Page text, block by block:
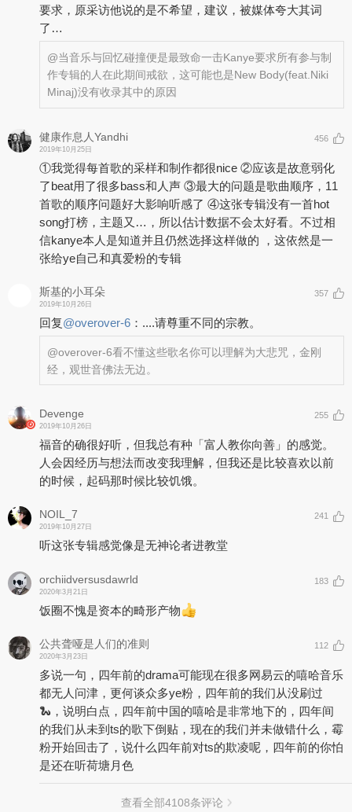
要求，原采访他说的是不希望，建议，被媒体夸大其词
了…
@当音乐与回忆碰撞便是最致命一击Kanye要求所有参与制
作专辑的人在此期间戒欲，这可能也是New Body(feat.Niki
Minaj)没有收录其中的原因
健康作息人Yandhi
2019年10月25日
456
①我觉得每首歌的采样和制作都很nice ②应该是故意弱化
了beat用了很多bass和人声 ③最大的问题是歌曲顺序，11
首歌的顺序问题好大影响听感了 ④这张专辑没有一首hot
song打榜，主题又…，所以估计数据不会太好看。不过相
信kanye本人是知道并且仍然选择这样做的 ，这依然是一
张给ye自己和真爱粉的专辑
斯基的小耳朵
2019年10月26日
357
回复@overover-6 ： ....请尊重不同的宗教。
@overover-6看不懂这些歌名你可以理解为大悲咒，金刚
经，观世音佛法无边。
Devenge
2019年10月26日
255
福音的确很好听，但我总有种「富人教你向善」的感觉。
人会因经历与想法而改变我理解，但我还是比较喜欢以前
的时候，起码那时候比较饥饿。
NOIL_7
2019年10月27日
241
听这张专辑感觉像是无神论者进教堂
orchiidversusdawrld
2020年3月21日
183
饭圈不愧是资本的畸形产物
公共聋哑是人们的准则
2020年3月23日
112
多说一句，四年前的drama可能现在很多网易云的嘻哈音乐
都无人问津，更何谈众多ye粉，四年前的我们从没刷过
🐍，说明白点，四年前中国的嘻哈是非常地下的，四年间
的我们从未到ts的歌下倒贴，现在的我们并未做错什么，霉
粉开始回击了，说什么四年前对ts的欺凌呢，四年前的你怕
是还在听荷塘月色
查看全部4108条评论